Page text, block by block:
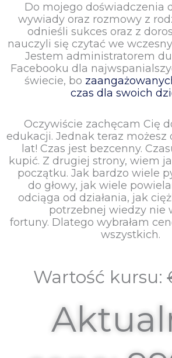
Do mojego doświadczenia
wywiady oraz rozmowy z
odnieśli sukces oraz z
nauczyli się czytać we
Jestem administratorem
Facebooku dla
świecie, bo
czas dla swoich
Oczywiście zachęcam Cię
edukacji. Jednak teraz możesz
lat! Czas jest bezcenny.
kupić. Z drugiej strony, wiem
początku. Jak bardzo wiele
do głowy, jak wiele
odciąga od działania, jak
potrzebnej wiedzy nie
fortuny. Dlatego wybrałam
wszystkich.
Wartość kursu: